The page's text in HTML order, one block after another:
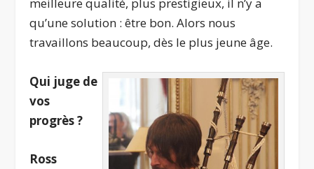
meilleure qualité, plus prestigieux, il n’y a
qu’une solution : être bon. Alors nous
travaillons beaucoup, dès le plus jeune âge.
Qui juge de
vos
progrès ?
Ross